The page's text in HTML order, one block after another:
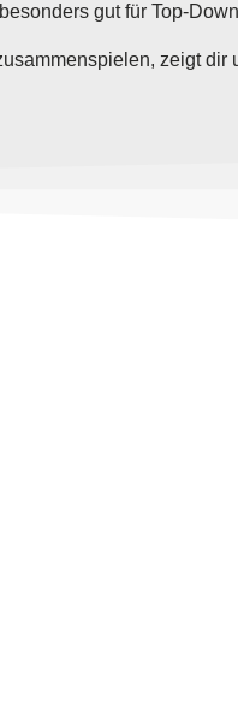
gut für Top-
zeigt dir